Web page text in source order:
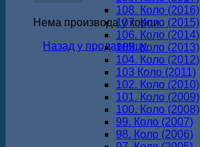
Нема производа у корпи.
Назад у продавницу
108. Коло (2016)
107. Коло (2015)
106. Коло (2014)
105. Коло (2013)
104. Коло (2012)
103 Коло (2011)
102. Коло (2010)
101. Коло (2009)
100. Коло (2008)
99. Коло (2007)
98. Коло (2006)